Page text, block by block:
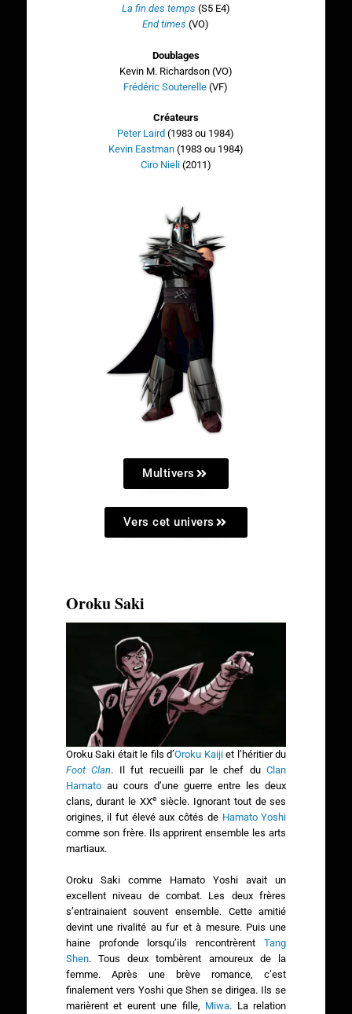
La fin des temps (S5 E4)
End times (VO)
Doublages
Kevin M. Richardson (VO)
Frédéric Souterelle (VF)
Créateurs
Peter Laird (1983 ou 1984)
Kevin Eastman(1983 ou 1984)
Ciro Nieli(2011)
Multivers
Vers cet univers
Oroku Saki
Oroku Saki était le fils d’Oroku Kaijiet l’héritier du
Foot Clan. Il fut recueilli par le chef duClan
Hamatoau cours d’une guerre entre les deux
clans, durant le XXe siècle. Ignorant tout de ses
origines, il fut élevé aux côtés de Hamato Yoshi
comme son frère. Ils apprirent ensemble les arts
martiaux.
Oroku Saki comme Hamato Yoshi avait un
excellent niveau de combat. Les deux frères
s’entrainaient souvent ensemble. Cette amitié
devint une rivalité au fur et à mesure. Puis une
haine profonde lorsqu’ils rencontrèrentTang
Shen. Tous deux tombèrent amoureux de la
femme. Après une brève romance, c’est
finalement vers Yoshi que Shen se dirigea. Ils se
marièrent et eurent une fille, Miwa. La relation